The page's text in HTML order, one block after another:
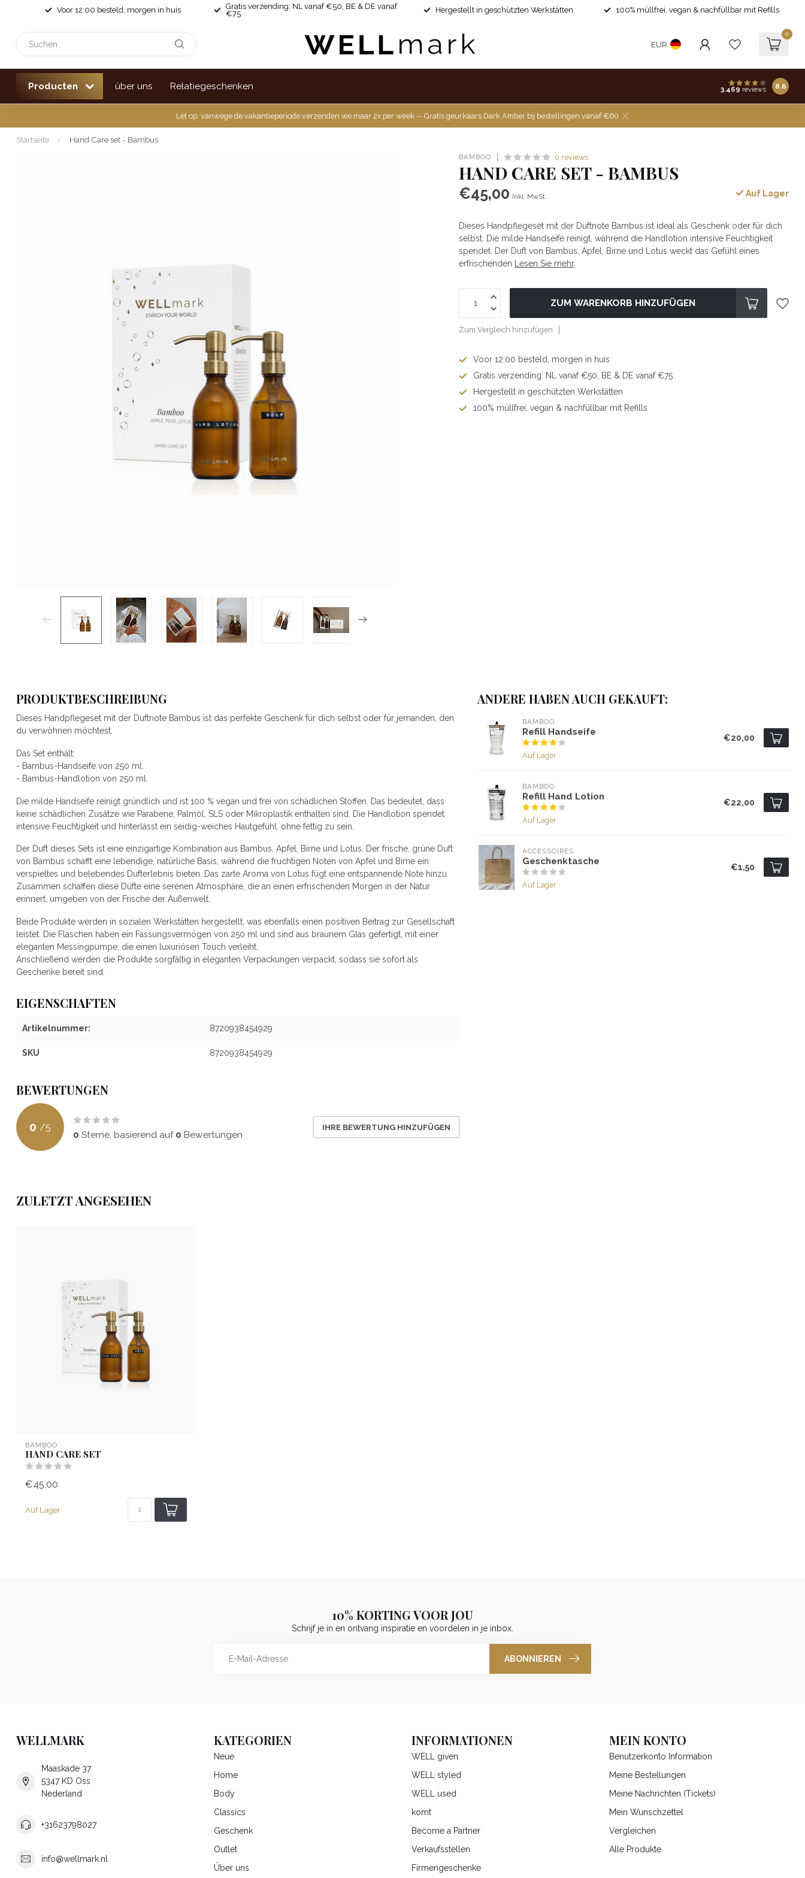
Voor 12:00 besteld, morgen in huis
Gratis verzending: NL vanaf €50, BE & DE vanaf
€75
Hergestellt in geschützten Werkstätten 100% müllfrei, vegan & nachfüllbar mit Refills
EUR
0
Producten über uns Relatiegeschenken 3.469 reviews 8.6
Let op: vanwege de vakantieperiode verzenden we maar 2x per week -- Gratis geurkaars Dark Amber bij bestellingen vanaf €60
Startseite / Hand Care set - Bambus
BAMBOO 0 reviews
HAND CARE SET - BAMBUS
€45,00 Inkl. MwSt. Auf Lager
Dieses Handpflegeset mit der Duftnote Bambus ist ideal als Geschenk oder für dich
selbst. Die milde Handseife reinigt, während die Handlotion intensive Feuchtigkeit
spendet. Der Duft von Bambus, Apfel, Birne und Lotus weckt das Gefühl eines
erfrischenden
Lesen Sie mehr.
ZUM WARENKORB HINZUFÜGEN
Zum Vergleich hinzufügen
Voor 12:00 besteld, morgen in huis
Gratis verzending: NL vanaf €50, BE & DE vanaf €75
Hergestellt in geschützten Werkstätten
100% müllfrei, vegan & nachfüllbar mit Refills
PRODUKTBESCHREIBUNG
Dieses Handpflegeset mit der Duftnote Bambus ist das perfekte Geschenk für dich selbst oder für jemanden, den
du verwöhnen möchtest.
Das Set enthält:
- Bambus-Handseife von 250 ml.
- Bambus-Handlotion von 250 ml.
Die milde Handseife reinigt gründlich und ist 100 % vegan und frei von schädlichen Stoffen. Das bedeutet, dass
keine schädlichen Zusätze wie Parabene, Palmöl, SLS oder Mikroplastik enthalten sind. Die Handlotion spendet
intensive Feuchtigkeit und hinterlässt ein seidig-weiches Hautgefühl, ohne fettig zu sein.
Der Duft dieses Sets ist eine einzigartige Kombination aus Bambus, Apfel, Birne und Lotus. Der frische, grüne Duft
von Bambus schafft eine lebendige, natürliche Basis, während die fruchtigen Noten von Apfel und Birne ein
verspieltes und belebendes Dufterlebnis bieten. Das zarte Aroma von Lotus fügt eine entspannende Note hinzu.
Zusammen schaffen diese Düfte eine serenen Atmosphäre, die an einen erfrischenden Morgen in der Natur
erinnert, umgeben von der Frische der Außenwelt.
Beide Produkte werden in sozialen Werkstätten hergestellt, was ebenfalls einen positiven Beitrag zur Gesellschaft
leistet. Die Flaschen haben ein Fassungsvermögen von 250 ml und sind aus braunem Glas gefertigt, mit einer
eleganten Messingpumpe, die einen luxuriösen Touch verleiht.
Anschließend werden die Produkte sorgfältig in eleganten Verpackungen verpackt, sodass sie sofort als
Geschenke bereit sind.
EIGENSCHAFTEN
Artikelnummer: 8720938454929
SKU 8720938454929
BEWERTUNGEN
0 /5
0 Sterne, basierend auf 0 Bewertungen
IHRE BEWERTUNG HINZUFÜGEN
ANDERE HABEN AUCH GEKAUFT:
BAMBOO
Refill Handseife
Auf Lager
€20,00
BAMBOO
Refill Hand Lotion
Auf Lager
€22,00
ACCESSOIRES
Geschenktasche
Auf Lager
€1,50
ZULETZT ANGESEHEN
BAMBOO
HAND CARE SET
€45,00
Auf Lager
10% KORTING VOOR JOU
Schrijf je in en ontvang inspiratie en voordelen in je inbox.
ABONNIEREN
WELLMARK
Maaskade 37
5347 KD Oss
Nederland
+31623798027
info@wellmark.nl
KATEGORIEN
Neue
Home
Body
Classics
Geschenk
Outlet
Über uns
INFORMATIONEN
WELL given
WELL styled
WELL used
komt
Become a Partner
Verkaufsstellen
Firmengeschenke
MEIN KONTO
Benutzerkonto Information
Meine Bestellungen
Meine Nachrichten (Tickets)
Mein Wunschzettel
Vergleichen
Alle Produkte